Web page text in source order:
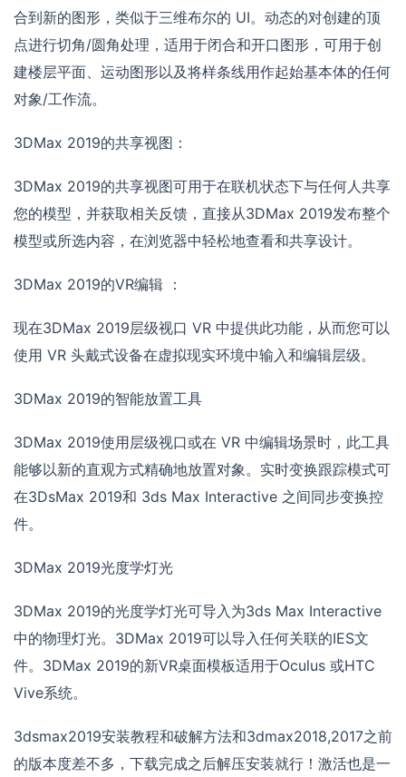
合到新的图形，类似于三维布尔的 UI。动态的对创建的顶
点进行切角/圆角处理，适用于闭合和开口图形，可用于创
建楼层平面、运动图形以及将样条线用作起始基本体的任何
对象/工作流。
3DMax 2019的共享视图：
3DMax 2019的共享视图可用于在联机状态下与任何人共享
您的模型，并获取相关反馈，直接从3DMax 2019发布整个
模型或所选内容，在浏览器中轻松地查看和共享设计。
3DMax 2019的VR编辑 ：
现在3DMax 2019层级视口 VR 中提供此功能，从而您可以
使用 VR 头戴式设备在虚拟现实环境中输入和编辑层级。
3DMax 2019的智能放置工具
3DMax 2019使用层级视口或在 VR 中编辑场景时，此工具
能够以新的直观方式精确地放置对象。实时变换跟踪模式可
在3DsMax 2019和 3ds Max Interactive 之间同步变换控
件。
3DMax 2019光度学灯光
3DMax 2019的光度学灯光可导入为3ds Max Interactive
中的物理灯光。3DMax 2019可以导入任何关联的IES文
件。3DMax 2019的新VR桌面模板适用于Oculus 或HTC
Vive系统。
3dsmax2019安装教程和破解方法和3dmax2018,2017之前
的版本度差不多，下载完成之后解压安装就行！激活也是一